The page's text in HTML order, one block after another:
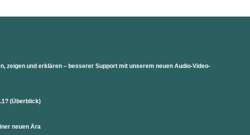
zeigen und erklären – besserer Support mit unserem neuen Audio-Video-
(Überblick)
neuen Ära